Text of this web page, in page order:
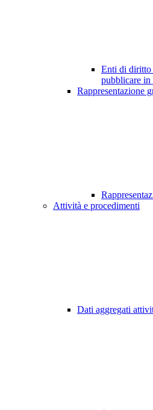
Enti di diritto
pubblicare in
Rappresentazione
Attività e procedimenti
Dati aggregati